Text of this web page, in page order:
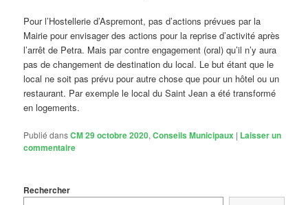
Pour l’Hostellerie d’Aspremont, pas d’actions prévues par la
Mairie pour envisager des actions pour la reprise d’activité après
l’arrêt de Petra. Mais par contre engagement (oral) qu’il n’y aura
pas de changement de destination du local. Le but étant que le
local ne soit pas prévu pour autre chose que pour un hôtel ou un
restaurant. Par exemple le local du Saint Jean a été transformé
en logements.
Publié dansCM 29 octobre 2020,Conseils Municipaux | Laisser un
commentaire
Rechercher